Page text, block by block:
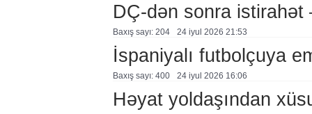
DÇ-dən sonra istirahət
Baxış sayı: 204 24 i̇yul 2026 21:53
İspaniyalı futbolçuya
Baxış sayı: 400 24 i̇yul 2026 16:06
Həyat yoldaşından